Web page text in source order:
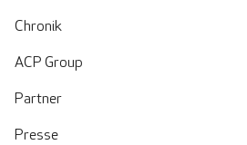
Chronik
ACP Group
Partner
Presse